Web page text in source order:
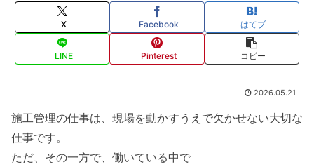
X Facebook はてブ
LINE Pinterest コピー
2026.05.21
施工管理の仕事は、現場を動かすうえで欠かせない大切な
仕事です。
ただ、その一方で、働いている中で